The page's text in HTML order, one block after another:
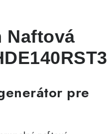
Naftová
pre